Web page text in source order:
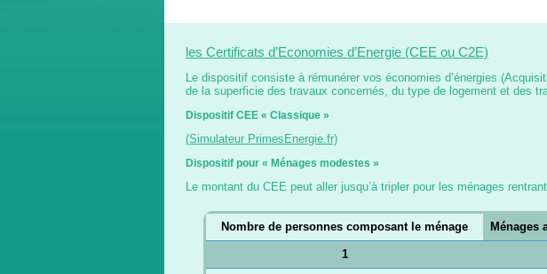
les Certificats d’Economies d’Energie (CEE ou C2E)
Le dispositif consiste à rémunérer vos économies d’énergies
de la superficie des travaux concernés, du type de logement et des
Dispositif CEE « Classique »
(Simulateur PrimesEnergie.fr)
Dispositif pour « Ménages modestes »
Le montant du CEE peut aller jusqu’à tripler pour les ménages
Nombre de personnes composant le ménage Ménages
1